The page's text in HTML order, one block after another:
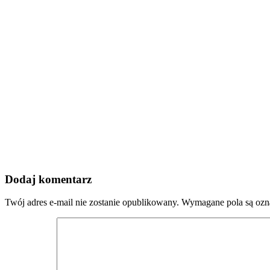
Dodaj komentarz
Twój adres e-mail nie zostanie opublikowany. Wymagane pola są